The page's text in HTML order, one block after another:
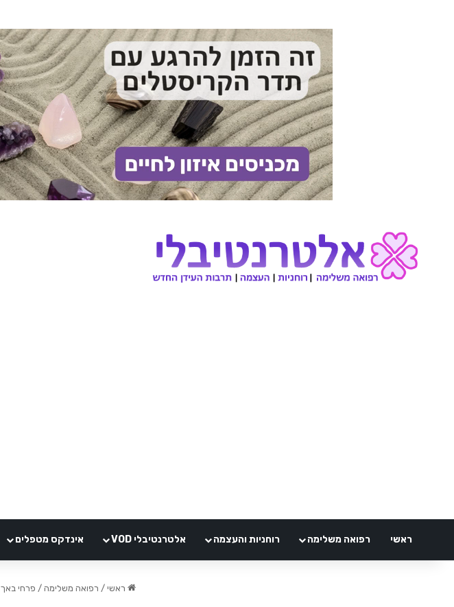
ראשי רפואה משלימה רוחניות והעצמה אלטרנטיבלי VOD אינדקס מטפלים
ראשי / רפואה משלימה / פרחי באך